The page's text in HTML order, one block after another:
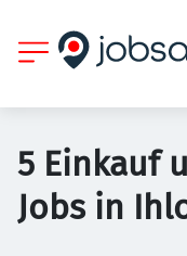
5 Einkauf
Jobs in